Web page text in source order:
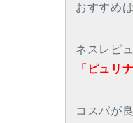
おすすめ
ネスレピ
「ピュリ
コスパが